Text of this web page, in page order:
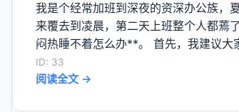
我是个经常加班到深夜的资深办公族，
来覆去到凌晨，第二天上班整个人都
闷热睡不着怎么办**。 首先，我建议大
ID: 33
阅读全文 →